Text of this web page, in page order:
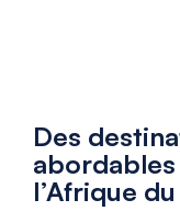
Des
abordables
l’Afrique